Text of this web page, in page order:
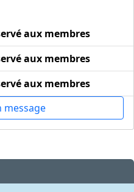
aux membres
aux membres
aux membres
message